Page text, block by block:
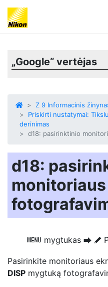
„Google“ vertėjas
Z 9 Informacinis
Priskirti nustatymai:
derinimas
d18: pasirinktinio
d18:
monitoriaus
G mygtukas U A
Pasirinkite monitoriaus
DISP mygtuką